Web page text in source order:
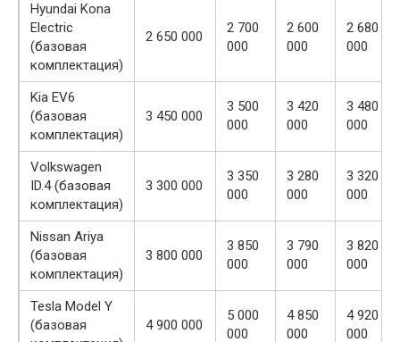
Hyundai Kona
Electric
(базовая
комплектация)
2 650 000
2 700
000
2 600
000
2 680
000
Kia EV6
(базовая
комплектация)
3 450 000
3 500
000
3 420
000
3 480
000
Volkswagen
ID.4 (базовая
комплектация)
3 300 000
3 350
000
3 280
000
3 320
000
Nissan Ariya
(базовая
комплектация)
3 800 000
3 850
000
3 790
000
3 820
000
Tesla Model Y
(базовая
4 900 000
5 000
000
4 850
000
4 920
000